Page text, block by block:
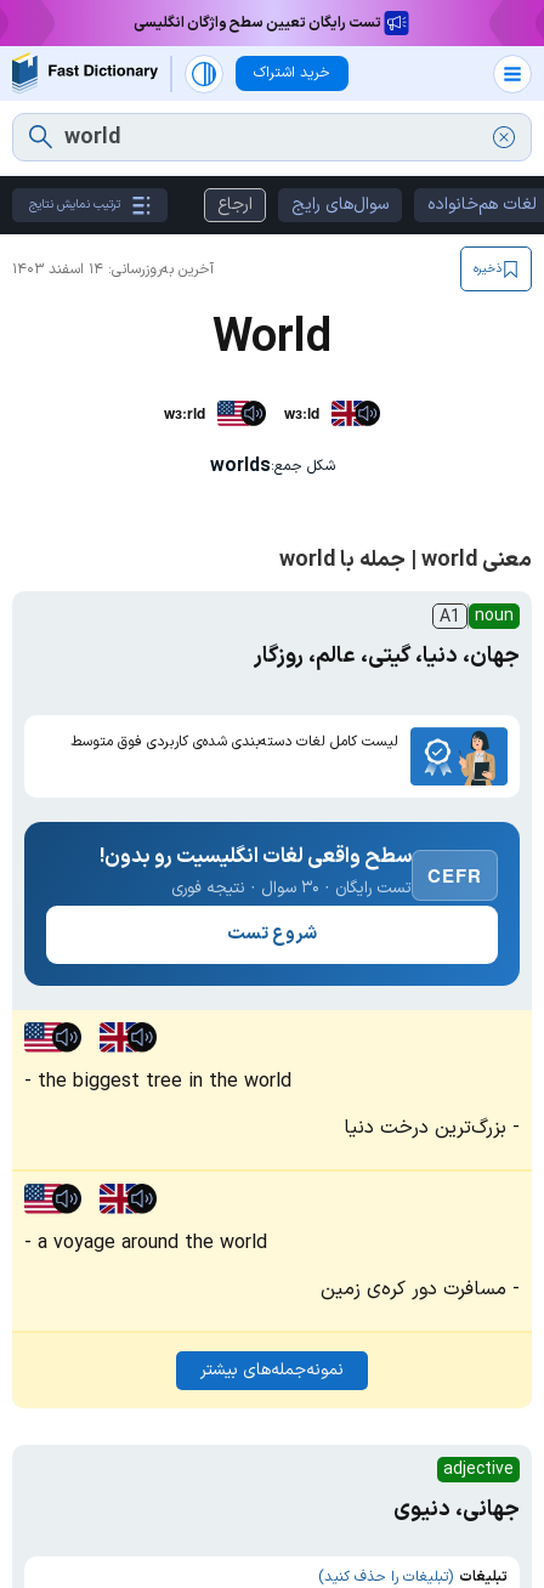
تست رایگان تعیین سطح واژگان انگلیسی
خرید اشتراک
لغات هم‌خانواده سوال‌های رایج ارجاع ترتیب نمایش نتایج
آخرین به‌روزرسانی: ۱۴ اسفند ۱۴۰۳ ذخیره
World
wɜːrld wɜːld
شکل جمع:worlds
معنی world | جمله با world
noun
A1
جهان، دنیا، گیتی، عالم، روزگار
لیست کامل لغات دسته‌بندی شده‌ی کاربردی فوق متوسط
CEFR
سطح واقعی لغات انگلیسیت رو بدون!
تست رایگان · ۳۰ سوال · نتیجه فوری
شروع تست
the biggest tree in the world
بزرگ‌ترین درخت دنیا
a voyage around the world
مسافرت دور کره‌ی زمین
نمونه‌جمله‌های بیشتر
adjective
جهانی، دنیوی
تبلیغات (تبلیغات را حذف کنید)